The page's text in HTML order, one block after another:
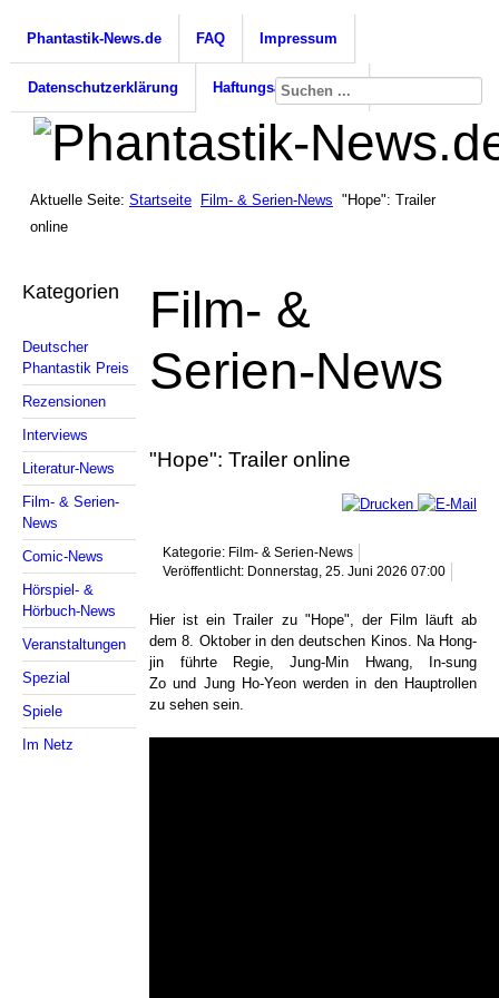
Phantastik-News.de FAQ Impressum
Datenschutzerklärung Haftungsausschluss
Aktuelle Seite: Startseite Film- & Serien-News "Hope": Trailer
online
Kategorien
Deutscher
Phantastik Preis
Rezensionen
Interviews
Literatur-News
Film- & Serien-
News
Comic-News
Hörspiel- &
Hörbuch-News
Veranstaltungen
Spezial
Spiele
Im Netz
Film- &
Serien-News
"Hope": Trailer online
Kategorie: Film- & Serien-News
Veröffentlicht: Donnerstag, 25. Juni 2026 07:00
Hier ist ein Trailer zu "Hope", der Film läuft ab
dem 8. Oktober in den deutschen Kinos. Na Hong-
jin führte Regie, Jung-Min Hwang, In-sung
Zo und Jung Ho-Yeon werden in den Hauptrollen
zu sehen sein.